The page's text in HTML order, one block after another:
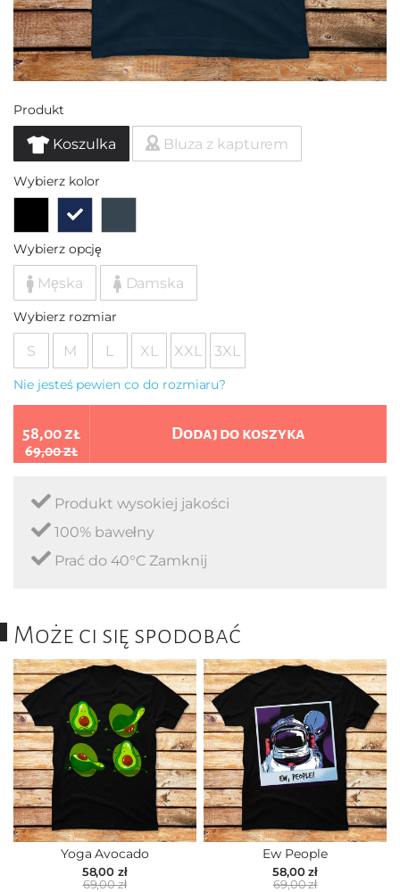
Produkt
Koszulka Bluza z kapturem
Wybierz kolor
Wybierz opcję
Męska Damska
Wybierz rozmiar
S M L XL XXL 3XL
Nie jesteś pewien co do rozmiaru?
58,00 zł
69,00 zł
Dodaj do koszyka
Produkt wysokiej jakości
100% bawełny
Prać do 40°C Zamknij
Może ci się spodobać
Yoga Avocado
58,00 zł
69,00 zł
Ew People
58,00 zł
69,00 zł